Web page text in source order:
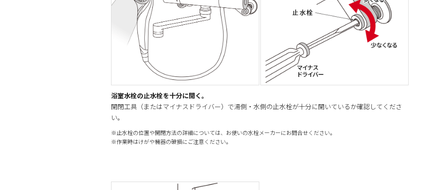
浴室水栓の止水栓を十分に開く。
開閉工具（またはマイナスドライバー）で湯側・水側の止水栓が十分に開いているか確認してくださ
い。
※止水栓の位置や開閉方法の詳細については、お使いの水栓メーカーにお問合せください。
※作業時はけがや機器の破損にご注意ください。